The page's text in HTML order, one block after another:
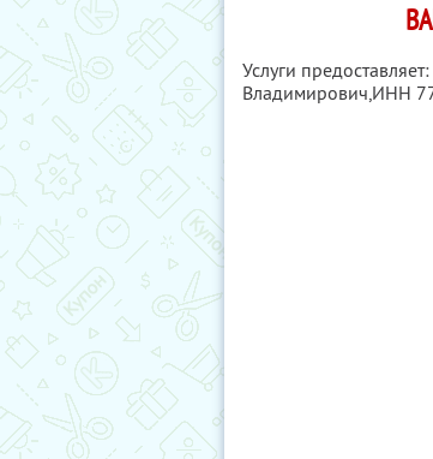
Услуги
Владимирович,ИНН